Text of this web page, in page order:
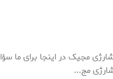
مجیک در اینجا برای ما
مج...